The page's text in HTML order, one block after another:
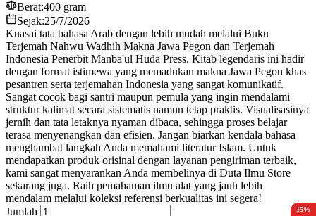
Berat:400 gram
Sejak:25/7/2026
Kuasai tata bahasa Arab dengan lebih mudah melalui Buku
Terjemah Nahwu Wadhih Makna Jawa Pegon dan Terjemah
Indonesia Penerbit Manba'ul Huda Press. Kitab legendaris ini hadir
dengan format istimewa yang memadukan makna Jawa Pegon khas
pesantren serta terjemahan Indonesia yang sangat komunikatif.
Sangat cocok bagi santri maupun pemula yang ingin mendalami
struktur kalimat secara sistematis namun tetap praktis. Visualisasinya
jernih dan tata letaknya nyaman dibaca, sehingga proses belajar
terasa menyenangkan dan efisien. Jangan biarkan kendala bahasa
menghambat langkah Anda memahami literatur Islam. Untuk
mendapatkan produk orisinal dengan layanan pengiriman terbaik,
kami sangat menyarankan Anda membelinya di Duta Ilmu Store
sekarang juga. Raih pemahaman ilmu alat yang jauh lebih
mendalam melalui koleksi referensi berkualitas ini segera!
Jumlah
15%
10%
15%
15%
15%